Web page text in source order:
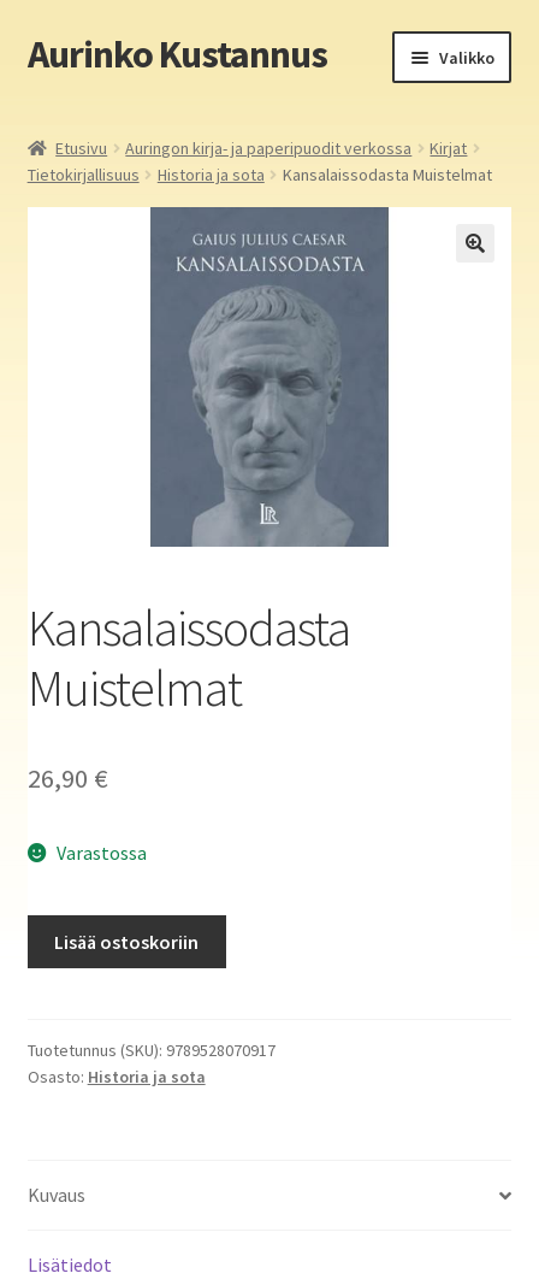
Siirry
navigointiin
Siirry
sisältöön
Aurinko Kustannus Valikko
Yritys
Aurinko Kustannus: kirjat
Auringon kirja- ja paperipuodit verkossa
Etusivu Auringon kirja- ja paperipuodit verkossa
Kirjat
Tietokirjallisuus
Historia ja sota Kansalaissodasta Muistelmat
Kansalaissodasta
Muistelmat
26,90 €
Varastossa
Lisää ostoskoriin
Tuotetunnus (SKU): 9789528070917
Osasto: Historia ja sota
Kuvaus
Lisätiedot